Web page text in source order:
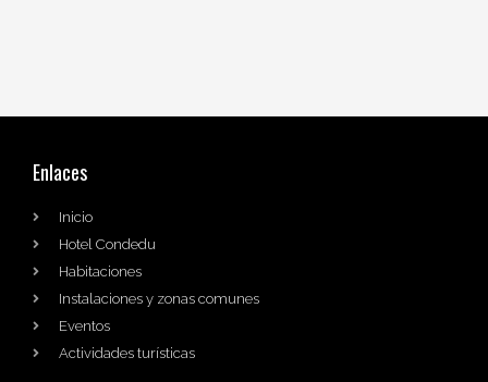
Enlaces
Inicio
Hotel Condedu
Habitaciones
Instalaciones y zonas comunes
Eventos
Actividades turísticas